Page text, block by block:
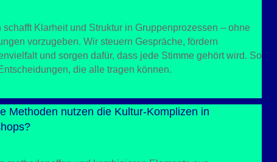
schafft Klarheit und Struktur in Gruppenprozessen – ohne
vorzugeben. Wir steuern Gespräche, fördern
und sorgen dafür, dass jede Stimme gehört wird. So
die alle tragen können.
Methoden nutzen die Kultur-Komplizen in